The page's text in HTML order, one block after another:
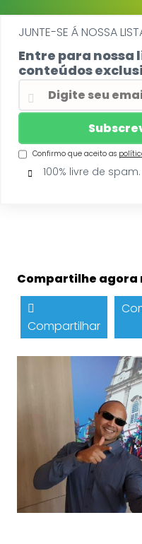
JUNTE-SE Á NOSSA
Entre para nossa
conteúdos
Confirmo que aceito as
100% livre de spam.
Compartilhe agora
Compartilhar